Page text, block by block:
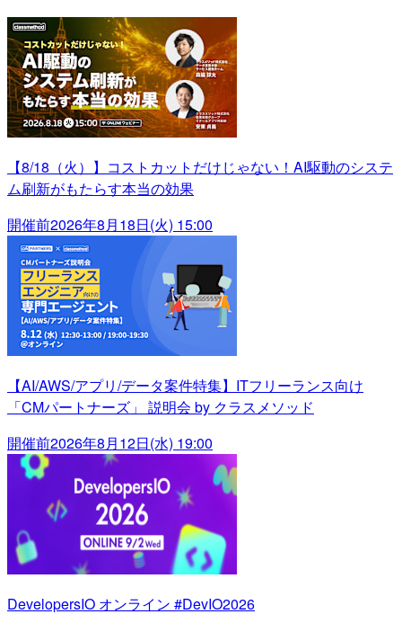
【8/18（火）】コストカットだけじゃない！AI駆動のシステ
ム刷新がもたらす本当の効果
開催前2026年8月18日(火) 15:00
【AI/AWS/アプリ/データ案件特集】ITフリーランス向け
「CMパートナーズ」 説明会 by クラスメソッド
開催前2026年8月12日(水) 19:00
DevelopersIO オンライン #DevIO2026